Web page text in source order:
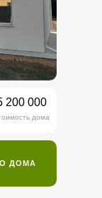
200 000
дома
ДОМА